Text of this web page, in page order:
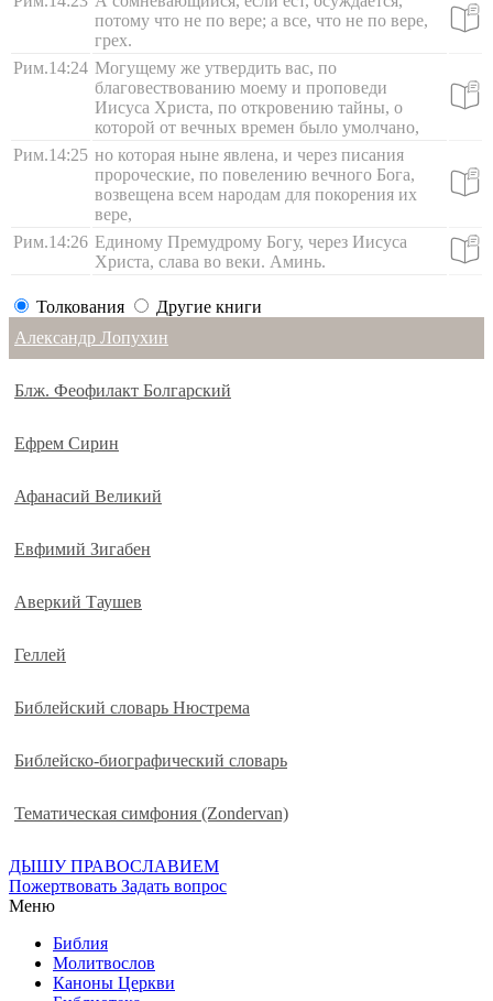
потому что не по вере; а все, что не по вере,
грех.
Рим.14:24 Могущему же утвердить вас, по
благовествованию моему и проповеди
Иисуса Христа, по откровению тайны, о
которой от вечных времен было умолчано,
Рим.14:25 но которая ныне явлена, и через писания
пророческие, по повелению вечного Бога,
возвещена всем народам для покорения их
вере,
Рим.14:26 Единому Премудрому Богу, через Иисуса
Христа, слава во веки. Аминь.
Толкования
Другие книги
Александр Лопухин
Блж. Феофилакт Болгарский
Ефрем Сирин
Афанасий Великий
Евфимий Зигабен
Аверкий Таушев
Геллей
Библейский словарь Нюстрема
Библейско-биографический словарь
Тематическая симфония (Zondervan)
ДЫШУ ПРАВОСЛАВИЕМ
Пожертвовать Задать вопрос
Меню
Библия
Молитвослов
Каноны Церкви